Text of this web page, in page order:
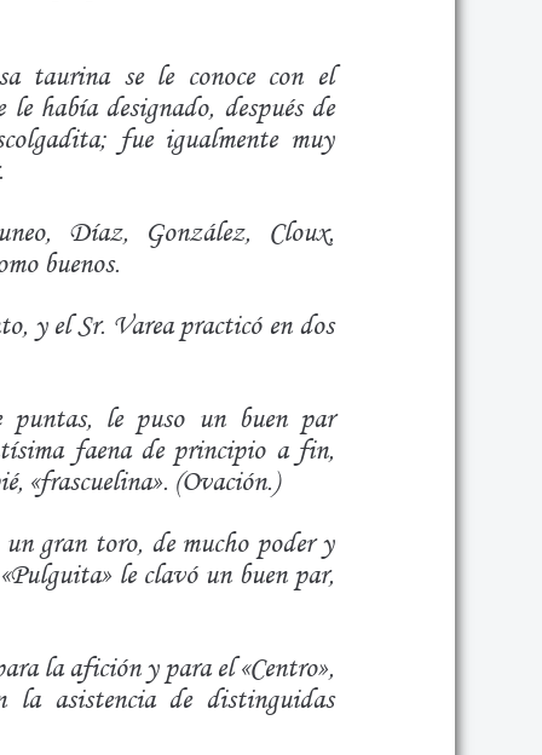
taurina se le conoce con el
había designado, después de
fue igualmente muy
Díaz, González, Cloux,
buenos.
y el Sr. Varea practicó en dos
le puso un buen par
faena de principio a fin,
«frascuelina». (Ovación.)
gran toro, de mucho poder y
le clavó un buen par,
la afición y para el «Centro»,
la asistencia de distinguidas